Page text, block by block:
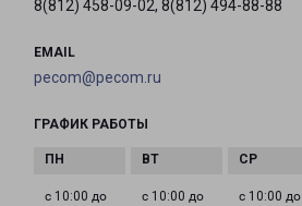
8(812) 458-09-02, 8(812) 494-88-88
EMAIL
pecom@pecom.ru
ГРАФИК РАБОТЫ
с 10:00 до
с 10:00 до
с 10:00 до